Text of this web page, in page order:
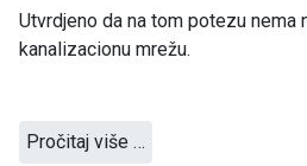
Utvrdjeno da na tom potezu nema
kanalizacionu mrežu.
Pročitaj više …